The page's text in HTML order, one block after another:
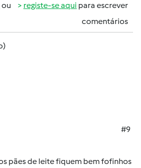
ou registe-se aqui para escrever
comentários
#9
pães de leite fiquem bem fofinhos